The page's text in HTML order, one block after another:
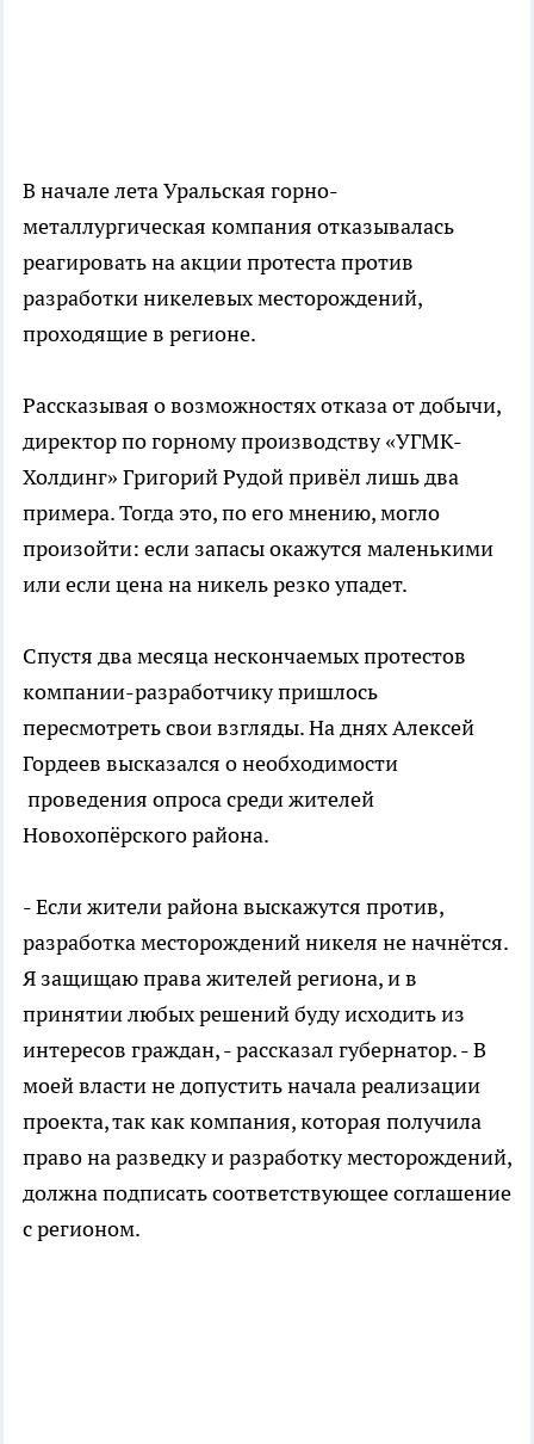
В начале лета Уральская горно-
металлургическая компания отказывалась
реагировать на акции протеста против
разработки никелевых месторождений,
проходящие в регионе.
Рассказывая о возможностях отказа от добычи,
директор по горному производству «УГМК-
Холдинг» Григорий Рудой привёл лишь два
примера. Тогда это, по его мнению, могло
произойти: если запасы окажутся маленькими
или если цена на никель резко упадет.
Спустя два месяца нескончаемых протестов
компании-разработчику пришлось
пересмотреть свои взгляды. На днях Алексей
Гордеев высказался о необходимости
проведения опроса среди жителей
Новохопёрского района.
- Если жители района выскажутся против,
разработка месторождений никеля не начнётся.
Я защищаю права жителей региона, и в
принятии любых решений буду исходить из
интересов граждан, - рассказал губернатор. - В
моей власти не допустить начала реализации
проекта, так как компания, которая получила
право на разведку и разработку месторождений,
должна подписать соответствующее соглашение
с регионом.